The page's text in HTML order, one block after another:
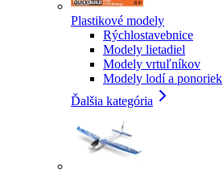
Plastikové modely
Rýchlostavebnice
Modely lietadiel
Modely vrtuľníkov
Modely lodí a ponoriek
Ďalšia kategória